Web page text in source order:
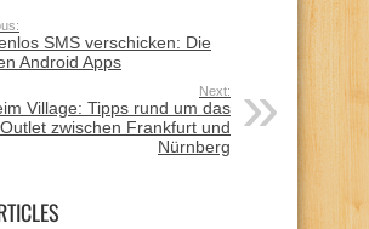
SMS verschicken: Die
Android Apps
Next:
Village: Tipps rund um das
zwischen Frankfurt und
Nürnberg